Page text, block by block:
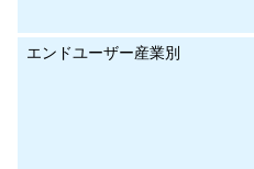
エンドユーザー産業別